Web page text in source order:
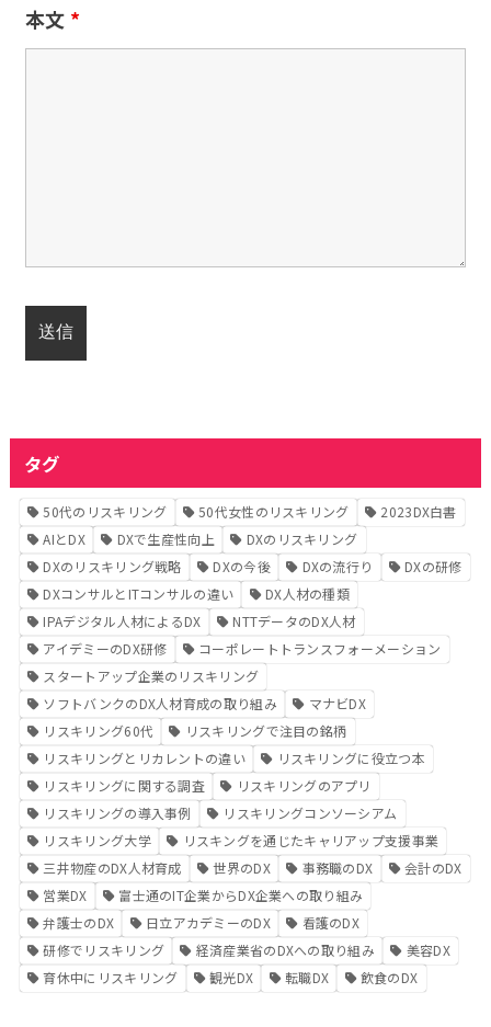
本文 *
タグ
50代のリスキリング 50代女性のリスキリング
2023DX白書
AIとDX
DXで生産性向上
DXのリスキリング
DXのリスキリング戦略
DXの今後 DXの流行り
DXの研修
DXコンサルとITコンサルの違い
DX人材の種類
IPAデジタル人材によるDX
NTTデータのDX人材
アイデミーのDX研修
コーポレートトランスフォーメーション
スタートアップ企業のリスキリング
ソフトバンクのDX人材育成の取り組み
マナビDX
リスキリング60代
リスキリングで注目の銘柄
リスキリングとリカレントの違い
リスキリングに役立つ本
リスキリングに関する調査
リスキリングのアプリ
リスキリングの導入事例
リスキリングコンソーシアム
リスキリング大学
リスキングを通じたキャリアップ支援事業
三井物産のDX人材育成
世界のDX 事務職のDX
会計のDX
営業DX
富士通のIT企業からDX企業への取り組み
弁護士のDX
日立アカデミーのDX
看護のDX
研修でリスキリング
経済産業省のDXへの取り組み
美容DX
育休中にリスキリング
観光DX 転職DX 飲食のDX